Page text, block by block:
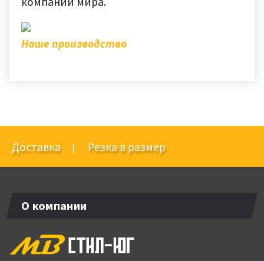
Наше производство
Доставка| Резка в размер
О компании